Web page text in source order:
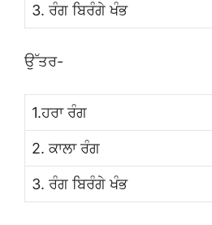
3. ਰੰਗ ਬਿਰੰਗੇ ਖੰਭ
ਉੱਤਰ-
1.ਹਰਾ ਰੰਗ
2. ਕਾਲਾ ਰੰਗ
3. ਰੰਗ ਬਿਰੰਗੇ ਖੰਭ